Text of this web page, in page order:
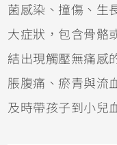
菌感染、撞傷、生
大症狀，包含骨骼
結出現觸壓無痛感
脹腹痛、瘀青與流
及時帶孩子到小兒